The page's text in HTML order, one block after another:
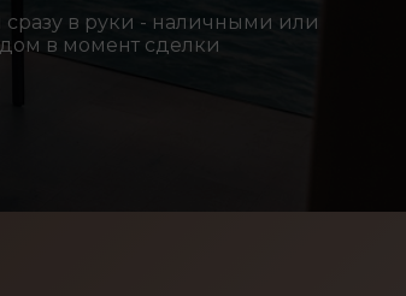
сразу в руки - наличными или
в момент сделки